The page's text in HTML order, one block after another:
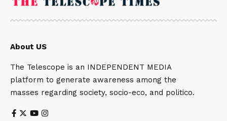
About US
The Telescope is an INDEPENDENT MEDIA
platform to generate awareness among the
masses regarding society, socio-eco, and politico.